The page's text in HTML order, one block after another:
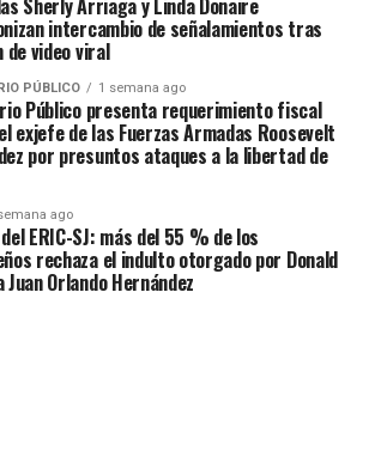
intercambio de señalamientos tras
video viral
PÚBLICO 1 semana ago
Público presenta requerimiento fiscal
exjefe de las Fuerzas Armadas Roosevelt
por presuntos ataques a la libertad de
ago
ERIC-SJ: más del 55 % de los
rechaza el indulto otorgado por Donald
Juan Orlando Hernández